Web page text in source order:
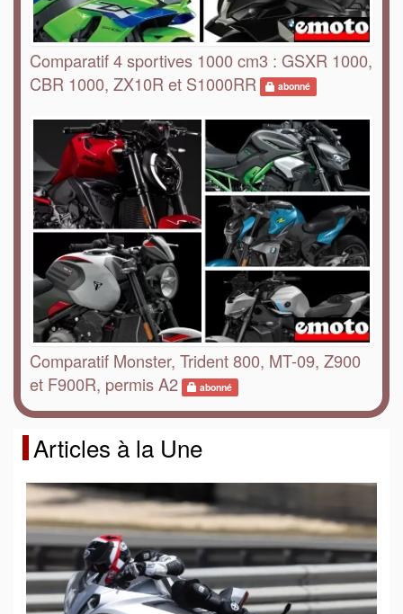
Comparatif 4 sportives 1000 cm3 : GSXR 1000,
CBR 1000, ZX10R et S1000RR
abonné
Comparatif Monster, Trident 800, MT-09, Z900
et F900R, permis A2
abonné
Articles à la Une